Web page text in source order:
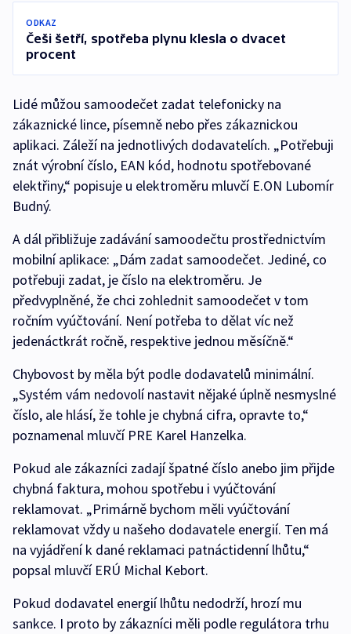
ODKAZ
Češi šetří, spotřeba plynu klesla o dvacet
procent
Lidé můžou samoodečet zadat telefonicky na
zákaznické lince, písemně nebo přes zákaznickou
aplikaci. Záleží na jednotlivých dodavatelích. „Potřebuji
znát výrobní číslo, EAN kód, hodnotu spotřebované
elektřiny,“ popisuje u elektroměru mluvčí E.ON Lubomír
Budný.
A dál přibližuje zadávání samoodečtu prostřednictvím
mobilní aplikace: „Dám zadat samoodečet. Jediné, co
potřebuji zadat, je číslo na elektroměru. Je
předvyplněné, že chci zohlednit samoodečet v tom
ročním vyúčtování. Není potřeba to dělat víc než
jedenáctkrát ročně, respektive jednou měsíčně.“
Chybovost by měla být podle dodavatelů minimální.
„Systém vám nedovolí nastavit nějaké úplně nesmyslné
číslo, ale hlásí, že tohle je chybná cifra, opravte to,“
poznamenal mluvčí PRE Karel Hanzelka.
Pokud ale zákazníci zadají špatné číslo anebo jim přijde
chybná faktura, mohou spotřebu i vyúčtování
reklamovat. „Primárně bychom měli vyúčtování
reklamovat vždy u našeho dodavatele energií. Ten má
na vyjádření k dané reklamaci patnáctidenní lhůtu,“
popsal mluvčí ERÚ Michal Kebort.
Pokud dodavatel energií lhůtu nedodrží, hrozí mu
sankce. I proto by zákazníci měli podle regulátora trhu